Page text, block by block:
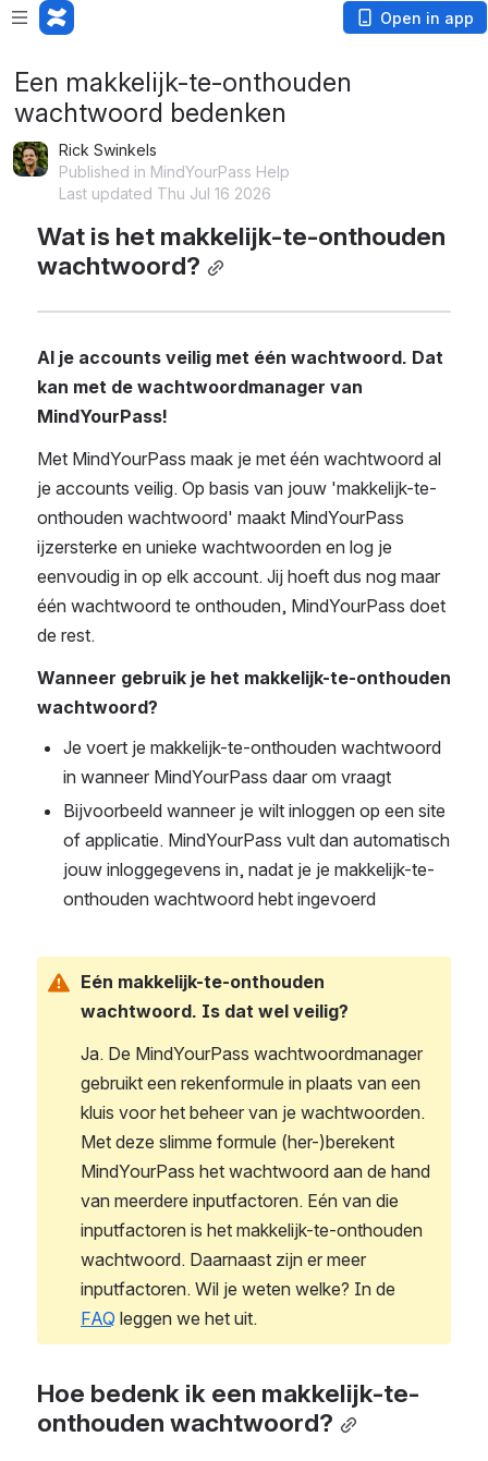
Open in app
Een makkelijk-te-onthouden
wachtwoord bedenken
Rick Swinkels
Published in MindYourPass Help
Last updated Thu Jul 16 2026
Wat is het makkelijk-te-onthouden
wachtwoord?
Al je accounts veilig met één wachtwoord. Dat
kan met de wachtwoordmanager van
MindYourPass!
Met MindYourPass maak je met één wachtwoord al
je accounts veilig. Op basis van jouw 'makkelijk-te-
onthouden wachtwoord' maakt MindYourPass
ijzersterke en unieke wachtwoorden en log je
eenvoudig in op elk account. Jij hoeft dus nog maar
één wachtwoord te onthouden, MindYourPass doet
de rest.
Wanneer gebruik je het makkelijk-te-onthouden
wachtwoord?
Je voert je makkelijk-te-onthouden wachtwoord
in wanneer MindYourPass daar om vraagt
Bijvoorbeeld wanneer je wilt inloggen op een site
of applicatie. MindYourPass vult dan automatisch
jouw inloggegevens in, nadat je je makkelijk-te-
onthouden wachtwoord hebt ingevoerd
Eén makkelijk-te-onthouden
wachtwoord. Is dat wel veilig?
Ja. De MindYourPass wachtwoordmanager
gebruikt een rekenformule in plaats van een
kluis voor het beheer van je wachtwoorden.
Met deze slimme formule (her-)berekent
MindYourPass het wachtwoord aan de hand
van meerdere inputfactoren. Eén van die
inputfactoren is het makkelijk-te-onthouden
wachtwoord. Daarnaast zijn er meer
FAQ leggen we het uit.
Hoe bedenk ik een makkelijk-te-
onthouden wachtwoord?